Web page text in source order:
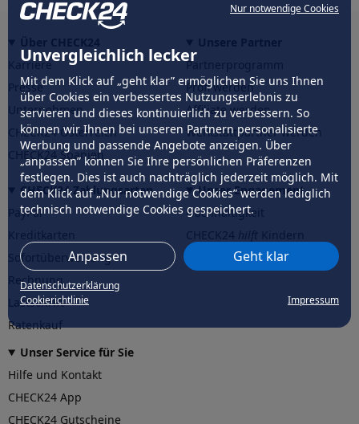
Nur notwendige Cookies
Unvergleichlich lecker
Mit dem Klick auf „geht klar” ermöglichen Sie uns Ihnen
über Cookies ein verbessertes Nutzungserlebnis zu
servieren und dieses kontinuierlich zu verbessern. So
können wir Ihnen bei unseren Partnern personalisierte
Werbung und passende Angebote anzeigen. Über
„anpassen” können Sie Ihre persönlichen Präferenzen
festlegen. Dies ist auch nachträglich jederzeit möglich. Mit
dem Klick auf „Nur notwendige Cookies” werden lediglich
technisch notwendige Cookies gespeichert.
Anpassen Geht klar
Datenschutzerklärung
Cookierichtlinie
Impressum
Karriere
Presse
Unternehmen
CHECK24 Österreich
CHECK24 Spanien
Partnerprogramm
Profi werden
Affiliate werden
Werkstattpartner werden
CHECK24 Zahlungsarten
PayPal
Sofortüberweisung
Rechnung
Lastschrift
Ratenkauf
Unser Engagement
Nachhaltigkeit
CHECK24hilftder Natur
Unser Service für Sie
Hilfe und Kontakt
CHECK24 App
CHECK24 Gutscheine